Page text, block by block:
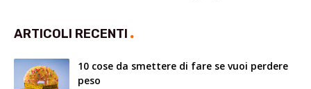
ARTICOLI RECENTI
10 cose da smettere di fare se vuoi perdere
peso